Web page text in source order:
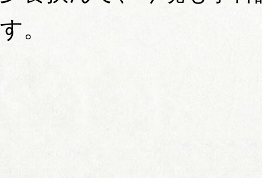
す。